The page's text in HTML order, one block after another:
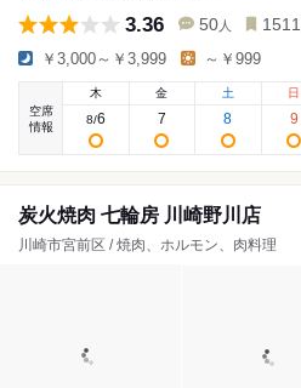
3.36 50 人 1511
￥3,000～￥3,999 ～￥999
空席
情報
木
8/6
金
7
土
8
日
9
炭火焼肉 七輪房 川崎野川店
川崎市宮前区 / 焼肉、ホルモン、肉料理